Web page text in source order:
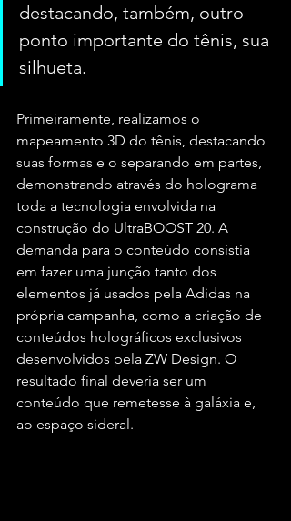
destacando, também, outro
ponto importante do tênis, sua
silhueta.
Primeiramente, realizamos o
mapeamento 3D do tênis, destacando
suas formas e o separando em partes,
demonstrando através do holograma
toda a tecnologia envolvida na
construção do UltraBOOST 20. A
demanda para o conteúdo consistia
em fazer uma junção tanto dos
elementos já usados pela Adidas na
própria campanha, como a criação de
conteúdos holográficos exclusivos
desenvolvidos pela ZW Design. O
resultado final deveria ser um
conteúdo que remetesse à galáxia e,
ao espaço sideral.